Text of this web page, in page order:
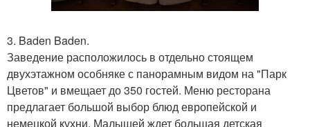
3. Baden Baden.
Заведение расположилось в отдельно стоящем
двухэтажном особняке с панорамным видом на "Парк
Цветов" и вмещает до 350 гостей. Меню ресторана
предлагает большой выбор блюд европейской и
немецкой кухни. Малышей ждет большая детская